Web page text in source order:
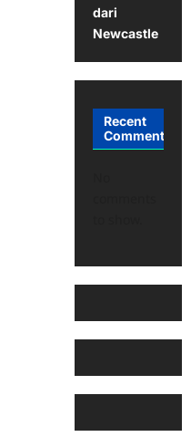
dari
Newcastle
Recent
Comments